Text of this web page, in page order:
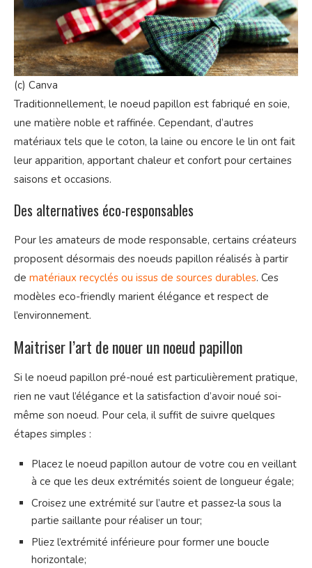
(c) Canva
Traditionnellement, le noeud papillon est fabriqué en soie,
une matière noble et raffinée. Cependant, d’autres
matériaux tels que le coton, la laine ou encore le lin ont fait
leur apparition, apportant chaleur et confort pour certaines
saisons et occasions.
Des alternatives éco-responsables
Pour les amateurs de mode responsable, certains créateurs
proposent désormais des noeuds papillon réalisés à partir
de matériaux recyclés ou issus de sources durables. Ces
modèles eco-friendly marient élégance et respect de
l’environnement.
Maitriser l’art de nouer un noeud papillon
Si le noeud papillon pré-noué est particulièrement pratique,
rien ne vaut l’élégance et la satisfaction d’avoir noué soi-
même son noeud. Pour cela, il suffit de suivre quelques
étapes simples :
Placez le noeud papillon autour de votre cou en veillant
à ce que les deux extrémités soient de longueur égale;
Croisez une extrémité sur l’autre et passez-la sous la
partie saillante pour réaliser un tour;
Pliez l’extrémité inférieure pour former une boucle
horizontale;